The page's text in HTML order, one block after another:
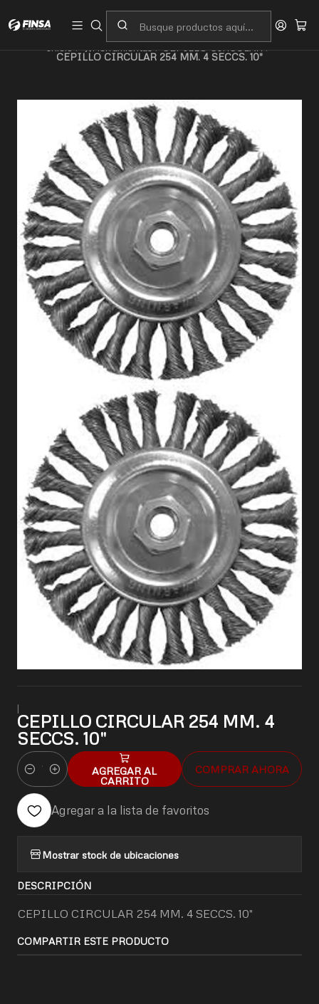
CEPILLO CIRCULAR 254 MM. 4 SECCS. 10"
|
CEPILLO CIRCULAR 254 MM. 4
SECCS. 10"
Cantidad
AGREGAR AL
CARRITO
COMPRAR AHORA
Agregar a la lista de favoritos
Mostrar stock de ubicaciones
DESCRIPCIÓN
CEPILLO CIRCULAR 254 MM. 4 SECCS. 10"
COMPARTIR ESTE PRODUCTO